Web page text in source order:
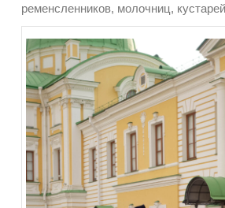
ременсленников, молочниц,